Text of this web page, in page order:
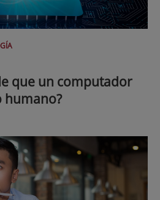
que un computador
humano?